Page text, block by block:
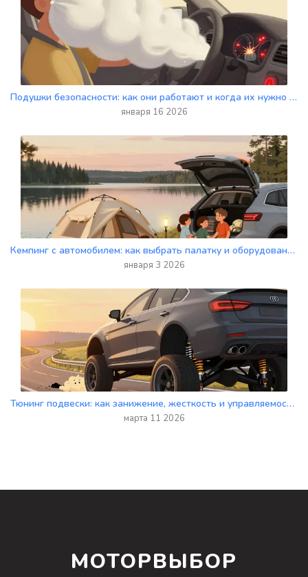
Подушки безопасности: как они работают и когда их нужно менять
января 16 2026
Кемпинг с автомобилем: как выбрать палатку и оборудование для комфортного автокемпинга
января 3 2026
Тюнинг подвески: как занижение, жесткость и управляемость влияют на поведение автомобиля
марта 11 2026
МОТОРВЫБОР